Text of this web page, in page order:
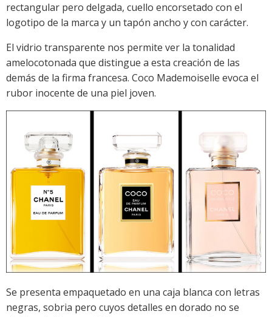
rectangular pero delgada, cuello encorsetado con el
logotipo de la marca y un tapón ancho y con carácter.
El vidrio transparente nos permite ver la tonalidad
amelocotonada que distingue a esta creación de las
demás de la firma francesa. Coco Mademoiselle evoca el
rubor inocente de una piel joven.
Se presenta empaquetado en una caja blanca con letras
negras, sobria pero cuyos detalles en dorado no se